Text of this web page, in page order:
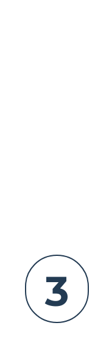
3